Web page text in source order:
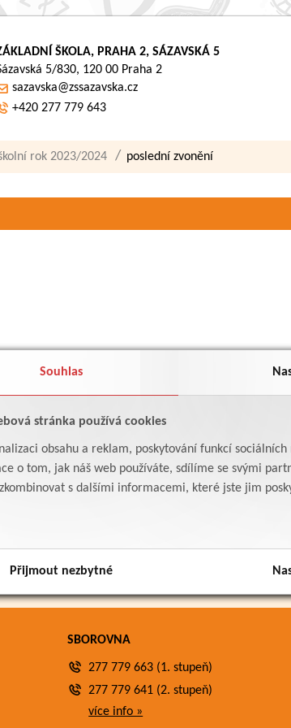
Souhlas
stránka používá cookies
obsahu a reklam, poskytování funkcí
o tom, jak náš web používáte, sdílíme se svými
s dalšími informacemi, které jste jim
Přijmout nezbytné
ŠKOLA, PRAHA 2, SÁZAVSKÁ 5
5/830, 120 00 Praha 2
sazavska@zssazavska.cz
+420 277 779 643
rok 2023/2024 poslední zvonění
SBOROVNA
277 779 663 (1. stupeň)
277 779 641 (2. stupeň)
více info »